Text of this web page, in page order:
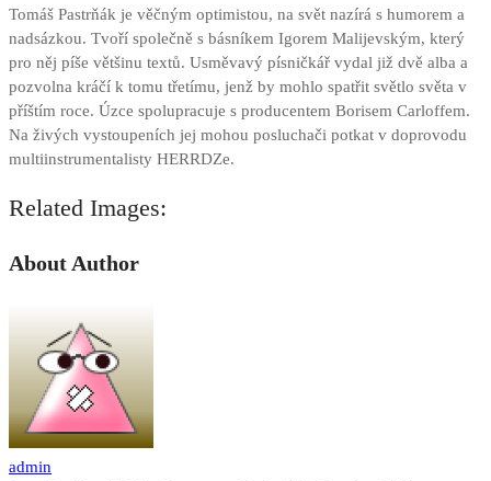
Tomáš Pastrňák je věčným optimistou, na svět nazírá s humorem a
nadsázkou. Tvoří společně s básníkem Igorem Malijevským, který
pro něj píše většinu textů. Usměvavý písničkář vydal již dvě alba a
pozvolna kráčí k tomu třetímu, jenž by mohlo spatřit světlo světa v
příštím roce. Úzce spolupracuje s producentem Borisem Carloffem.
Na živých vystoupeních jej mohou posluchači potkat v doprovodu
multiinstrumentalisty HERRDZe.
Related Images:
About Author
admin